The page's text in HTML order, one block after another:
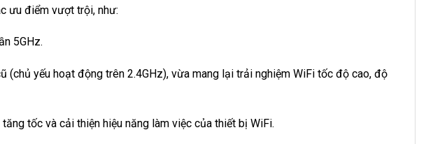
ưu điểm vượt trội, như:
5GHz.
yếu hoạt động trên 2.4GHz), vừa mang lại trải nghiệm WiFi tốc độ cao, độ
tốc và cải thiện hiệu năng làm việc của thiết bị WiFi.